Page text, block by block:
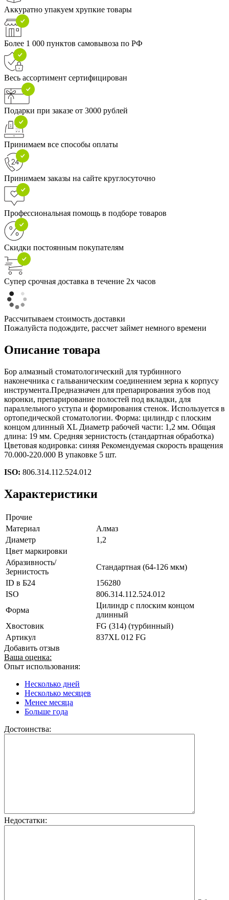
Аккуратно упакуем хрупкие товары
Более 1 000 пунктов самовывоза по РФ
Весь ассортимент сертифицирован
Подарки при заказе от 3000 рублей
Принимаем все способы оплаты
Принимаем заказы на сайте круглосуточно
Профессиональная помощь в подборе товаров
Скидки постоянным покупателям
Супер срочная доставка в течение 2х часов
Рассчитываем стоимость доставки
Пожалуйста подождите, рассчет займет немного времени
Описание товара
Бор алмазный стоматологический для турбинного
наконечника с гальваническим соединением зерна к корпусу
инструмента.Предназначен для препарирования зубов под
коронки, препарирование полостей под вкладки, для
параллельного уступа и формирования стенок. Используется в
ортопедической стоматологии. Форма: цилиндр с плоским
концом длинный XL Диаметр рабочей части: 1,2 мм. Общая
длина: 19 мм. Средняя зернистость (стандартная обработка)
Цветовая кодировка: синяя Рекомендуемая скорость вращения
70.000-220.000 В упаковке 5 шт.
ISO: 806.314.112.524.012
Характеристики
Прочие
Материал
Алмаз
Диаметр
1,2
Цвет маркировки
Абразивность/
Зернистость
Стандартная (64-126 мкм)
ID в Б24
156280
ISO
806.314.112.524.012
Форма
Цилиндр с плоским концом
длинный
Хвостовик
FG (314) (турбинный)
Артикул
837XL 012 FG
Добавить отзыв
Ваша оценка:
Опыт использования:
Несколько дней
Несколько месяцев
Менее месяца
Больше года
Достоинства:
Недостатки: